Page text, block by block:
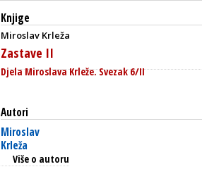
Knjige
Miroslav Krleža
Zastave II
Djela Miroslava Krleže. Svezak 6/II
Autori
Miroslav
Krleža
Više o autoru